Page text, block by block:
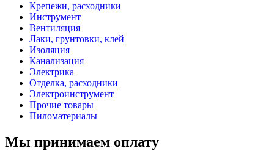
Крепежи, расходники
Инструмент
Вентиляция
Лаки, грунтовки, клей
Изоляция
Канализация
Электрика
Отделка, расходники
Электроинструмент
Прочие товары
Пиломатериалы
Мы принимаем оплату